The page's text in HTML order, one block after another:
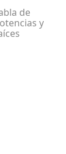
de
y